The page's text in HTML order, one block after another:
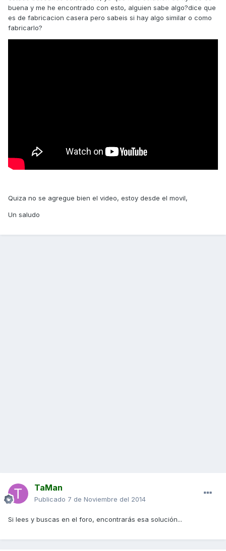
buena y me he encontrado con esto, alguien sabe algo?dice que
es de fabricacion casera pero sabeis si hay algo similar o como
fabricarlo?
Quiza no se agregue bien el video, estoy desde el movil,
Un saludo
TaMan
Publicado 7 de Noviembre del 2014
Si lees y buscas en el foro, encontrarás esa solución...